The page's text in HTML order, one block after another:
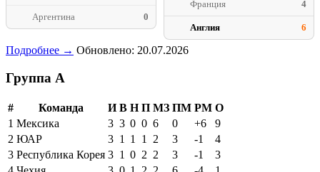
Аргентина 0
Франция 4
Англия 6
Подробнее → Обновлено: 20.07.2026
Группа A
# Команда И В Н П МЗ ПМ РМ О
1 Мексика 3 3 0 0 6 0 +6
9
2 ЮАР 3 1 1 1 2 3 -1
4
3 Республика Корея 3 1 0 2 2 3 -1
3